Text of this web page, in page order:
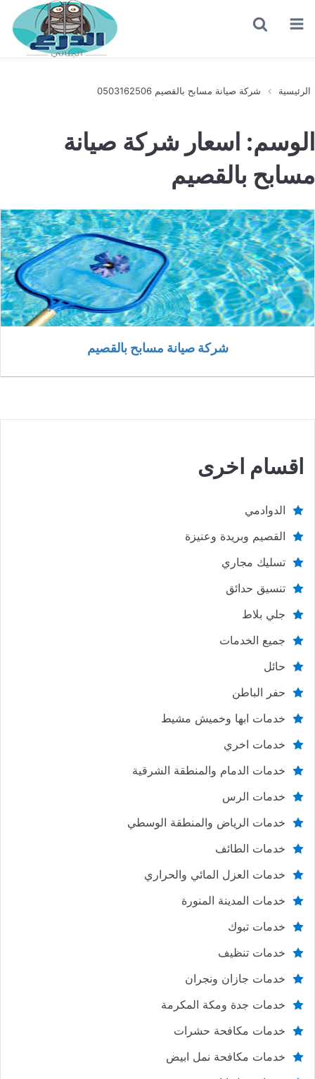
القائمة
الرئيسية شركة صيانة مسابح بالقصيم 0503162506
الوسم: اسعار شركة صيانة
مسابح بالقصيم
شركة صيانة مسابح بالقصيم
اقسام اخرى
الدوادمي
القصيم وبريدة وعنيزة
تسليك مجاري
تنسيق حدائق
جلي بلاط
جميع الخدمات
حائل
حفر الباطن
خدمات ابها وخميش مشيط
خدمات اخري
خدمات الدمام والمنطقة الشرقية
خدمات الرس
خدمات الرياض والمنطقة الوسطي
خدمات الطائف
خدمات العزل المائي والحراري
خدمات المدينة المنورة
خدمات تبوك
خدمات تنظيف
خدمات جازان ونجران
خدمات جدة ومكة المكرمة
خدمات مكافحة حشرات
خدمات مكافحة نمل ابيض